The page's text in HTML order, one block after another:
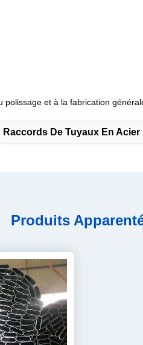
et à la fabrication
Raccords De Tuyaux En
Produits